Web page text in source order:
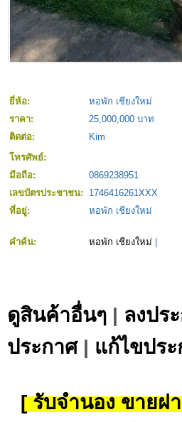
ยี่ห้อ: หอพัก เชียงใหม่
ราคา:
25,000,000 บาท
ติดต่อ:
Kim
โทรศัพย์:
มือถือ:
0869238951
เลขบัตรประชาชน:
1746416261XXX
ที่อยู่:
หอพัก เชียงใหม่
คำค้น: หอพัก เชียงใหม่
ดูสินค้าอื่นๆ | ลงปร
ประกาศ| แก้ไขปร
[ รับจำนอง ขายฝ